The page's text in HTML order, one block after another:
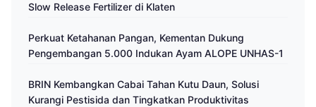
Slow Release Fertilizer di Klaten
Perkuat Ketahanan Pangan, Kementan Dukung
Pengembangan 5.000 Indukan Ayam ALOPE UNHAS-1
BRIN Kembangkan Cabai Tahan Kutu Daun, Solusi
Kurangi Pestisida dan Tingkatkan Produktivitas